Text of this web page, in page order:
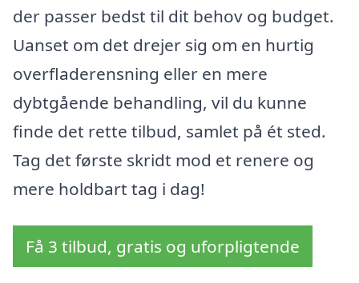
der passer bedst til dit behov og budget.
Uanset om det drejer sig om en hurtig
overfladerensning eller en mere
dybtgående behandling, vil du kunne
finde det rette tilbud, samlet på ét sted.
Tag det første skridt mod et renere og
mere holdbart tag i dag!
Få 3 tilbud, gratis og uforpligtende